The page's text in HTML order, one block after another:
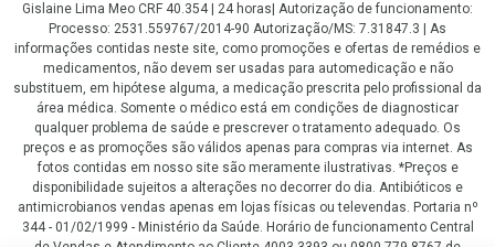
Gislaine Lima Meo CRF 40.354 | 24 horas| Autorização de funcionamento:
Processo: 2531.559767/2014-90 Autorização/MS: 7.31847.3 | As
informações contidas neste site, como promoções e ofertas de remédios e
medicamentos, não devem ser usadas para automedicação e não
substituem, em hipótese alguma, a medicação prescrita pelo profissional da
área médica. Somente o médico está em condições de diagnosticar
qualquer problema de saúde e prescrever o tratamento adequado. Os
preços e as promoções são válidos apenas para compras via internet. As
fotos contidas em nosso site são meramente ilustrativas. *Preços e
disponibilidade sujeitos a alterações no decorrer do dia. Antibióticos e
antimicrobianos vendas apenas em lojas físicas ou televendas. Portaria nº
344 - 01/02/1999 - Ministério da Saúde. Horário de funcionamento Central